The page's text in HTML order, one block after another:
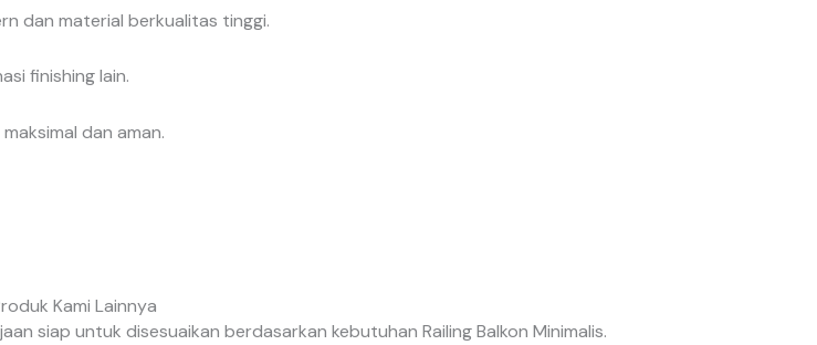
dan material berkualitas tinggi.
finishing lain.
dan aman.
Kami Lainnya
siap untuk disesuaikan berdasarkan kebutuhan Railing Balkon Minimalis.